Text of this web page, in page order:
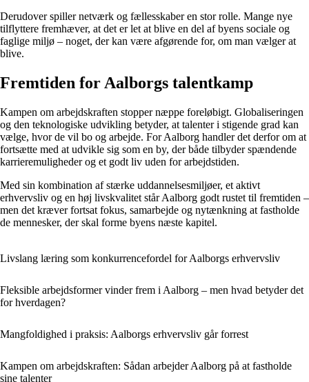
Derudover spiller netværk og fællesskaber en stor rolle. Mange nye
tilflyttere fremhæver, at det er let at blive en del af byens sociale og
faglige miljø – noget, der kan være afgørende for, om man vælger at
blive.
Fremtiden for Aalborgs talentkamp
Kampen om arbejdskraften stopper næppe foreløbigt. Globaliseringen
og den teknologiske udvikling betyder, at talenter i stigende grad kan
vælge, hvor de vil bo og arbejde. For Aalborg handler det derfor om at
fortsætte med at udvikle sig som en by, der både tilbyder spændende
karrieremuligheder og et godt liv uden for arbejdstiden.
Med sin kombination af stærke uddannelsesmiljøer, et aktivt
erhvervsliv og en høj livskvalitet står Aalborg godt rustet til fremtiden –
men det kræver fortsat fokus, samarbejde og nytænkning at fastholde
de mennesker, der skal forme byens næste kapitel.
Livslang læring som konkurrencefordel for Aalborgs erhvervsliv
Fleksible arbejdsformer vinder frem i Aalborg – men hvad betyder det
for hverdagen?
Mangfoldighed i praksis: Aalborgs erhvervsliv går forrest
Kampen om arbejdskraften: Sådan arbejder Aalborg på at fastholde
sine talenter